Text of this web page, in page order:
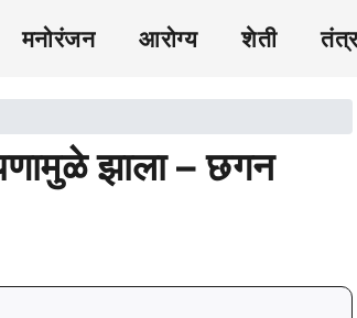
मनोरंजन आरोग्य शेती
झाला – छगन